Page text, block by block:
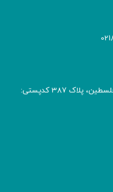
آدرس: پسـتی تهران، خیابان طالقانی، میدان فلسطین، پلاک 387 کدپستی: